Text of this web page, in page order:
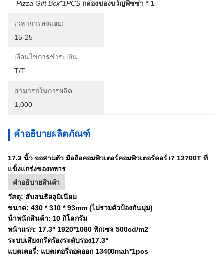
Pizza Gift Box*1PCS กล่องของขวัญพิซซ่า * 1
เวลาการส่งมอบ:
15-25
เงื่อนไขการชำระเงิน:
T/T
สามารถในการผลิต:
1,000
คำอธิบายผลิตภัณฑ์
17.3 นิ้ว จอสามตัว มือถือคอมพิวเตอร์คอมพิวเตอร์คอร์ i7 12700T ที่
แข็งแกร่งของทหาร
คําอธิบายสินค้า
วัสดุ: สับสนธิอลูมิเนียม
ขนาด: 430 * 310 * 93mm (ไม่รวมตัวป้องกันมุม)
น้ําหนักสินค้า: 10 กิโลกรัม
หน้าแรก: 17.3" 1920*1080 พิกเซล 500cd/m2
ระบบเสียงกรีดร้องระดับรอง17.3"
แบตเตอรี่: แบตเตอรี่ถอดออก 13400mah*1pcs